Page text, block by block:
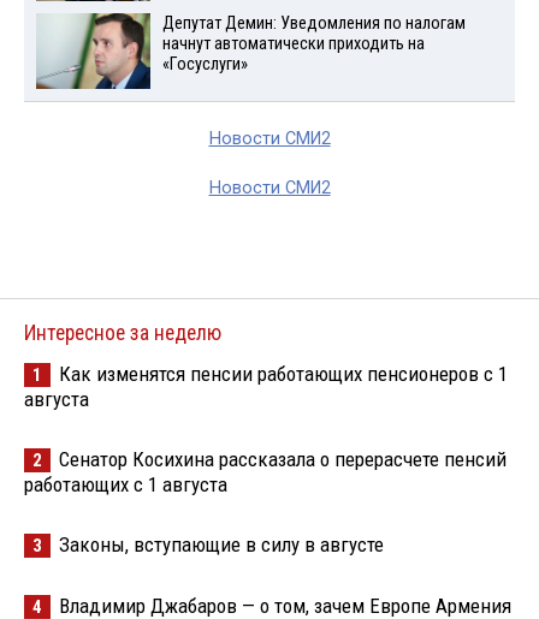
Депутат Демин: Уведомления по налогам
начнут автоматически приходить на
«Госуслуги»
Новости СМИ2
Новости СМИ2
Интересное за неделю
1
Как изменятся пенсии работающих пенсионеров с 1
августа
2
Сенатор Косихина рассказала о перерасчете пенсий
работающих с 1 августа
3 Законы, вступающие в силу в августе
4 Владимир Джабаров — о том, зачем Европе Армения